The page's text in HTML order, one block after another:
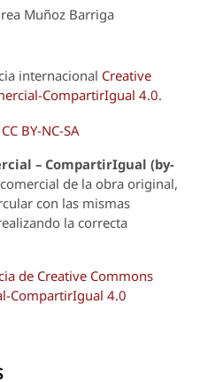
Muñoz Barriga
internacional Creative
CompartirIgual 4.0.
– CompartirIgual (by-
de la obra original,
con las mismas
la correcta
de Creative Commons
CompartirIgual 4.0